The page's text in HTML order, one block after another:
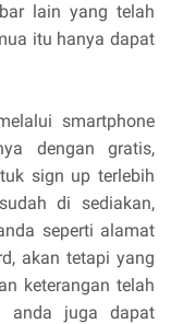
lain yang telah
itu hanya dapat
smartphone
dengan gratis,
sign up terlebih
di sediakan,
seperti alamat
akan tetapi yang
keterangan telah
anda juga dapat